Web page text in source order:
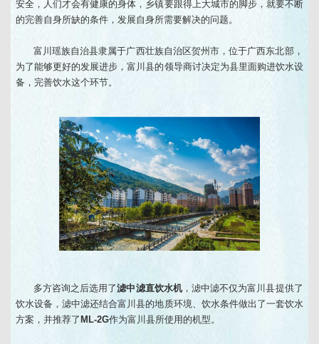
安全，人们才会有健康的身体，乡镇要跟得上大城市的脚步，就要不断
的完善自身所缺的条件，发展自身所需要解决的问题。
富川瑶族自治县隶属于广西壮族自治区贺州市，位于广西东北部，
为了能够更好的发展进步，富川县的领导商讨决定为县里面购进饮水设
备，完善饮水这个环节。
多方咨询之后选用了滤中滤直饮水机，滤中滤不仅为富川县提供了
饮水设备，滤中滤还结合富川县的地质环境、饮水条件做出了一套饮水
方案，并推荐了ML-2G作为富川县所使用的机型。